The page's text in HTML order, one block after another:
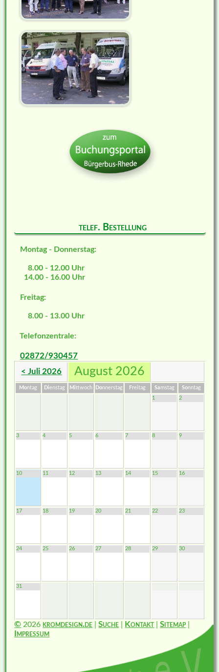
telef. Bestellung
Montag - Donnerstag:
8.00 - 12.00 Uhr
14.00 - 16.00 Uhr
Freitag:
8.00 - 13.00 Uhr
Telefonzentrale:
02872/930457
< Juli 2026 August 2026
Montag Dienstag Mittwoch Donnerstag Freitag Samstag Sonntag
1
2
3 4 5 6 7 8 9
10 11 12 13 14 15 16
17 18 19 20 21 22 23
24 25 26 27 28 29 30
31
© 2026 kromdesign.de |Suche Kontakt |Sitemap
Impressum